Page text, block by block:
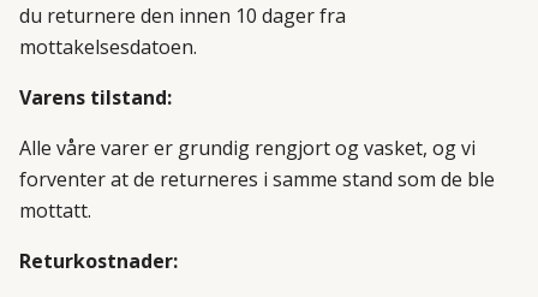
du returnere den innen 10 dager fra
mottakelsesdatoen.
Varens tilstand:
Alle våre varer er grundig rengjort og vasket, og vi
forventer at de returneres i samme stand som de ble
mottatt.
Returkostnader: